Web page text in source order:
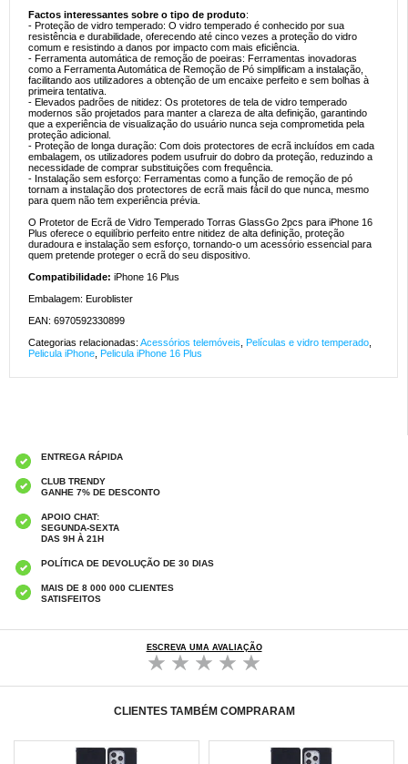
Factos interessantes sobre o tipo de produto:
- Proteção de vidro temperado: O vidro temperado é conhecido por sua
resistência e durabilidade, oferecendo até cinco vezes a proteção do vidro
comum e resistindo a danos por impacto com mais eficiência.
- Ferramenta automática de remoção de poeiras: Ferramentas inovadoras
como a Ferramenta Automática de Remoção de Pó simplificam a instalação,
facilitando aos utilizadores a obtenção de um encaixe perfeito e sem bolhas à
primeira tentativa.
- Elevados padrões de nitidez: Os protetores de tela de vidro temperado
modernos são projetados para manter a clareza de alta definição, garantindo
que a experiência de visualização do usuário nunca seja comprometida pela
proteção adicional.
- Proteção de longa duração: Com dois protectores de ecrã incluídos em cada
embalagem, os utilizadores podem usufruir do dobro da proteção, reduzindo a
necessidade de comprar substituições com frequência.
- Instalação sem esforço: Ferramentas como a função de remoção de pó
tornam a instalação dos protectores de ecrã mais fácil do que nunca, mesmo
para quem não tem experiência prévia.
O Protetor de Ecrã de Vidro Temperado Torras GlassGo 2pcs para iPhone 16
Plus oferece o equilíbrio perfeito entre nitidez de alta definição, proteção
duradoura e instalação sem esforço, tornando-o um acessório essencial para
quem pretende proteger o ecrã do seu dispositivo.
Compatibilidade: iPhone 16 Plus
Embalagem: Euroblister
EAN: 6970592330899
Categorias relacionadas: Acessórios telemóveis Películas e vidro temperado
Pelicula iPhone
Pelicula iPhone 16 Plus
ENTREGA RÁPIDA
CLUB TRENDY
GANHE 7% DE DESCONTO
APOIO CHAT:
SEGUNDA-SEXTA
DAS 9H À 21H
POLÍTICA DE DEVOLUÇÃO DE 30 DIAS
MAIS DE 8 000 000 CLIENTES
SATISFEITOS
ESCREVA UMA AVALIAÇÃO
CLIENTES TAMBÉM COMPRARAM